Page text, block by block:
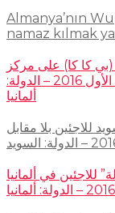
Almanya’nın
namaz kılmak
كا كا) على مركز
ثقافيّ تركيّ في هامبورغ التاريخ: كانون الأول 2016 – الدولة:
ألمانيا
للاجئين بلا مقابل
للاجئين في ألمانيا